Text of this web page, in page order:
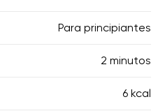
Para principiantes
2 minutos
6 kcal